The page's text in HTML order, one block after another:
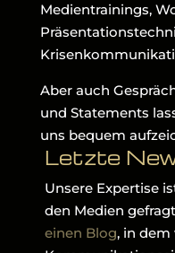
Medientrainings,
Aber auch
und Statements
uns bequem
Letzte
Unsere Expertise
den Medien
einen Blog, in dem